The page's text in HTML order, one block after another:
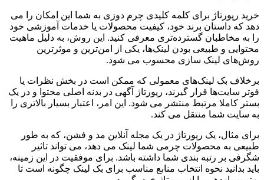
خرید رپورتاژ برای کلمه کلیدی چرم دوزی به شما این امکان را می
دهد که داستان برند خود، کیفیت محصولات یا خدمات آموزشی خود
را به مخاطبان گسترده‌تری معرفی کنید. این روش، به دلیل ماهیت
محتوایی و طبیعی بودن لینک‌ها، یکی از امن‌ترین و موثرترین
روش‌های لینک سازی محسوب می شود.
برخلاف بک لینک‌های معمولی که ممکن است در بخش نظرات یا
فوتر سایت‌ها قرار گیرند، رپورتاژ آگهی در بدنه اصلی محتوا و در یک
بستر کاملا مرتبط منتشر می شود. این امر، اعتبار بسیار بالاتری را
به سایت شما منتقل می کند.
برای مثال، یک رپورتاژ در یک مجله آنلاین مد و فشن، که به طور
طبیعی به محصولات چرمی شما لینک می دهد، می تواند تاثیر
شگرفی بر رتبه بندی شما داشته باشد. برای موفقیت در این زمینه،
باید بدانید نحوه انتخاب منابع مناسب برای بک لینک چگونه است تا